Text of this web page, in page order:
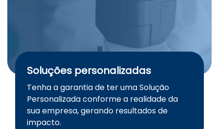
Soluções personalizadas
Tenha a garantia de ter uma Solução
Personalizada conforme a realidade da
sua empresa, gerando resultados de
impacto.